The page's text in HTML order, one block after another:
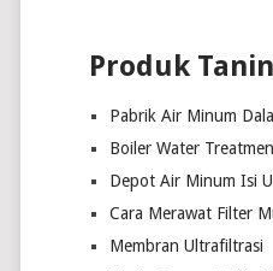
Produk
Pabrik Air Minum
Boiler Water
Depot Air Minum Isi
Cara Merawat Filter
Membran Ultrafiltrasi